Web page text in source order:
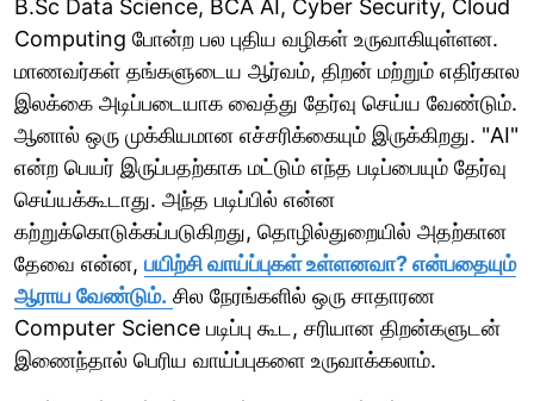
B.Sc Data Science, BCA AI, Cyber Security, Cloud
Computing போன்ற பல புதிய வழிகள் உருவாகியுள்ளன.
மாணவர்கள் தங்களுடைய ஆர்வம், திறன் மற்றும் எதிர்கால
இலக்கை அடிப்படையாக வைத்து தேர்வு செய்ய வேண்டும்.
ஆனால் ஒரு முக்கியமான எச்சரிக்கையும் இருக்கிறது. "AI"
என்ற பெயர் இருப்பதற்காக மட்டும் எந்த படிப்பையும் தேர்வு
செய்யக்கூடாது. அந்த படிப்பில் என்ன
கற்றுக்கொடுக்கப்படுகிறது, தொழில்துறையில் அதற்கான
தேவை என்ன, பயிற்சி வாய்ப்புகள் உள்ளனவா? என்பதையும்
ஆராய வேண்டும். சில நேரங்களில் ஒரு சாதாரண
Computer Science படிப்பு கூட, சரியான திறன்களுடன்
இணைந்தால் பெரிய வாய்ப்புகளை உருவாக்கலாம்.